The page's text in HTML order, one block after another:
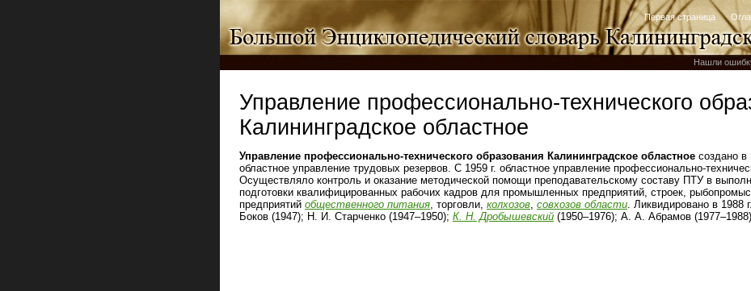
Первая страница
Нашли
Управление профессионально-технического
Калининградское областное
Управление профессионально-технического образования Калининградское областное создано в
областное управление трудовых резервов. С 1959 г. областное управление профессионально-
Осуществляло контроль и оказание методической помощи преподавательскому составу ПТУ в
подготовки квалифицированных рабочих кадров для промышленных предприятий, строек,
предприятий общественного питания, торговли, колхозов, совхозов области. Ликвидировано в 1988
Боков (1947); Н. И. Старченко (1947–1950); К. Н. Дробышевский (1950–1976); А. А. Абрамов